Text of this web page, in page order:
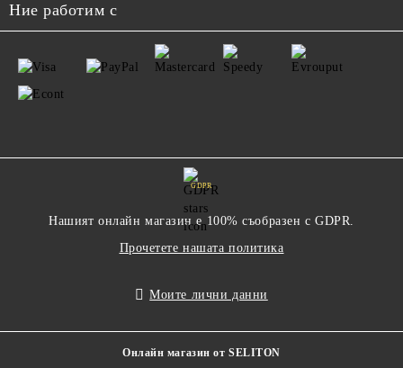
Ние работим с
GDPR
Нашият онлайн магазин е 100% съобразен с GDPR.
Прочетете нашата политика
Моите лични данни
Онлайн магазин от SELITON